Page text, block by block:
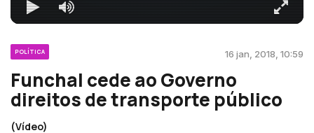
POLÍTICA 16 jan, 2018, 10:59
Funchal cede ao Governo
direitos de transporte público
(Vídeo)